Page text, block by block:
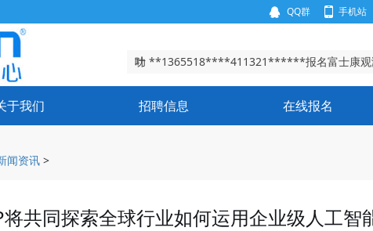
QQ群 手机站
功
叶 **1365518****411321******报名富士康观
功
唐 **1512013****511303******报名富士康龙
功
王**1511237****410524******报名富士康龙华
于我们 招聘信息 在线报名
闻资讯 >
将共同探索全球行业如何运用企业级人工智